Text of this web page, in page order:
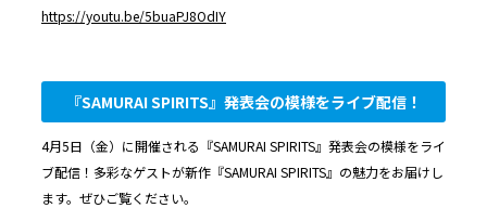
https://youtu.be/5buaPJ8OdIY
『SAMURAI SPIRITS』発表会の模様をライブ配信！
4月5日（金）に開催される『SAMURAI SPIRITS』発表会の模様をライ
ブ配信！多彩なゲストが新作『SAMURAI SPIRITS』の魅力をお届けし
ます。ぜひご覧ください。